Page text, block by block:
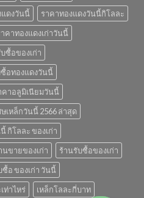
แดงวันนี้
ราคาทองแดงวันนี้กิโลละ
คาทองแดงเก่าวันนี้
ซื้อของเก่า
อทองแดงวันนี้
คาอลูมิเนียมวันนี้
ษเหล็กวันนี้ 2566 ล่าสุด
กิโลละ ของเก่า
นขายของเก่า
ร้านรับซื้อของเก่า
อ ของเก่า วันนี้
ท่าไหร่ เหล็กโลละกี่บาท